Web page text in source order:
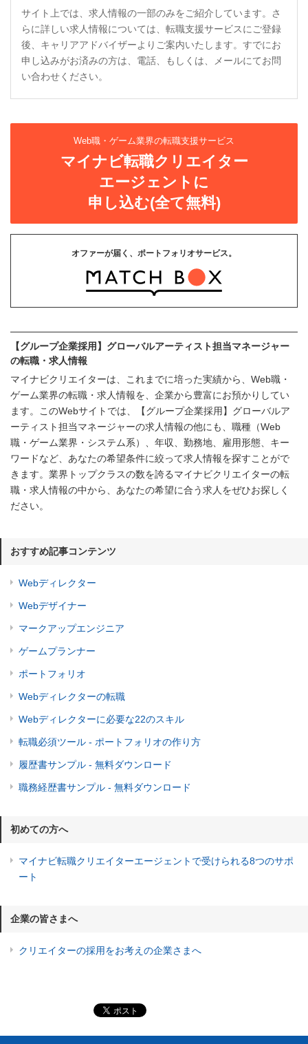
サイト上では、求人情報の一部のみをご紹介しています。さ
らに詳しい求人情報については、転職支援サービスにご登録
後、キャリアアドバイザーよりご案内いたします。すでにお
申し込みがお済みの方は、電話、もしくは、メールにてお問
い合わせください。
Web職・ゲーム業界の転職支援サービス
マイナビ転職クリエイター
エージェントに
申し込む(全て無料)
オファーが届く、ポートフォリオサービス。
【グループ企業採用】グローバルアーティスト担当マネージャー
の転職・求人情報
マイナビクリエイターは、これまでに培った実績から、Web職・
ゲーム業界の転職・求人情報を、企業から豊富にお預かりしてい
ます。このWebサイトでは、【グループ企業採用】グローバルア
ーティスト担当マネージャーの求人情報の他にも、職種（Web
職・ゲーム業界・システム系）、年収、勤務地、雇用形態、キー
ワードなど、あなたの希望条件に絞って求人情報を探すことがで
きます。業界トップクラスの数を誇るマイナビクリエイターの転
職・求人情報の中から、あなたの希望に合う求人をぜひお探しく
ださい。
おすすめ記事コンテンツ
Webディレクター
Webデザイナー
マークアップエンジニア
ゲームプランナー
ポートフォリオ
Webディレクターの転職
Webディレクターに必要な22のスキル
転職必須ツール - ポートフォリオの作り方
履歴書サンプル - 無料ダウンロード
職務経歴書サンプル - 無料ダウンロード
初めての方へ
マイナビ転職クリエイターエージェントで受けられる8つのサポ
ート
企業の皆さまへ
クリエイターの採用をお考えの企業さまへ